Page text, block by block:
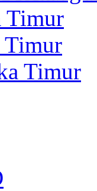
Timur
Timur
Timur